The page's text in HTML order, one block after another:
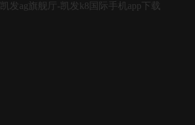
凯发ag旗舰厅-凯发k8国际手机app下载